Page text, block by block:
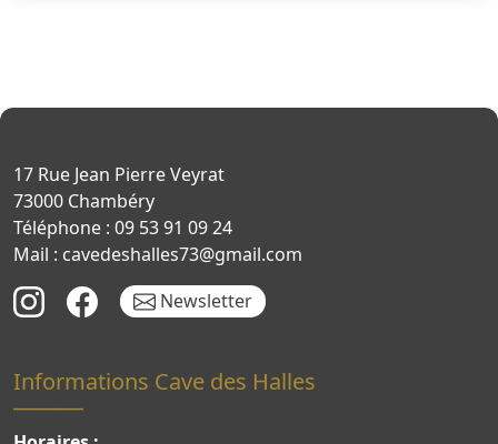
17 Rue Jean Pierre Veyrat
73000 Chambéry
Téléphone : 09 53 91 09 24
Mail : cavedeshalles73@gmail.com
Newsletter
Informations Cave des Halles